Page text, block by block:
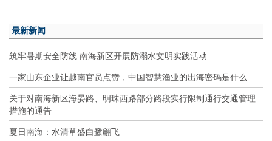
最新新闻
筑牢暑期安全防线 南海新区开展防溺水文明实践活动
一家山东企业让越南官员点赞，中国智慧渔业的出海密码是什么
关于对南海新区海晏路、明珠西路部分路段实行限制通行交通管理
措施的通告
夏日南海：水清草盛白鹭翩飞